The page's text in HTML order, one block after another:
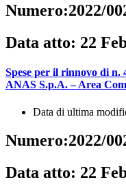
Numero:2022/
Data atto: 22
Spese per il rinnovo di n.
ANAS S.p.A. – Area
Data di ultima
Numero:2022/
Data atto: 22